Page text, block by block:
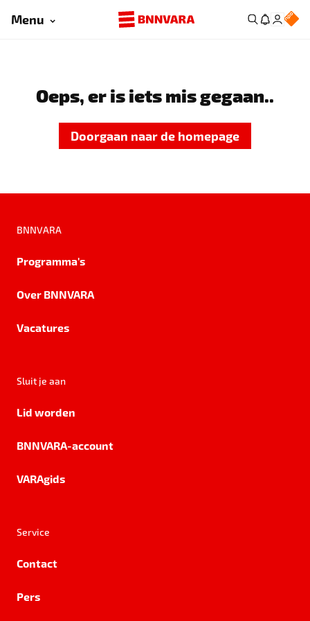
Menu
Oeps, er is iets mis gegaan..
Doorgaan naar de homepage
BNNVARA
Programma's
Over BNNVARA
Vacatures
Sluit je aan
Lid worden
BNNVARA-account
VARAgids
Service
Contact
Pers